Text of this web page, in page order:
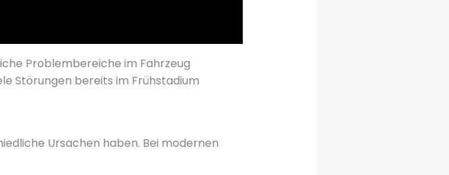
Problembereiche im Fahrzeug
Störungen bereits im Frühstadium
Ursachen haben. Bei modernen